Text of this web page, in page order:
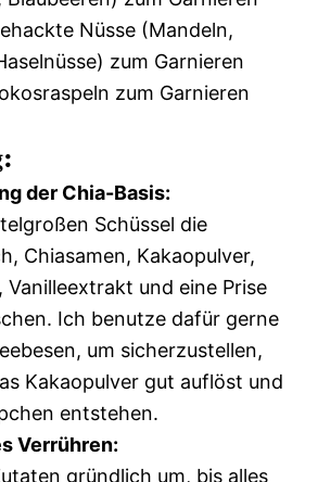
Nüsse (Mandeln,
zum Garnieren
zum Garnieren
der Chia-Basis:
Schüssel die
Chiasamen, Kakaopulver,
Vanilleextrakt und eine Prise
Ich benutze dafür gerne
um sicherzustellen,
Kakaopulver gut auflöst und
entstehen.
Verrühren:
gründlich um, bis alles